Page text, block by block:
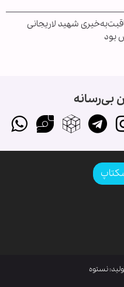
شهید لاریجانی
بود
بی‌رسانه
نستوه